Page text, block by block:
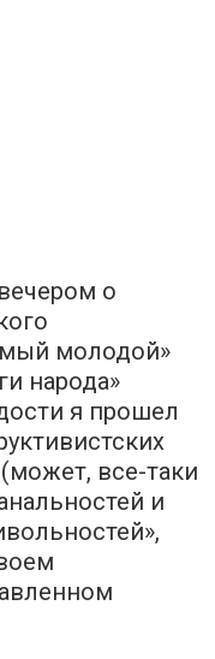
о
молодой»
народа»
я прошел
все-таки
и